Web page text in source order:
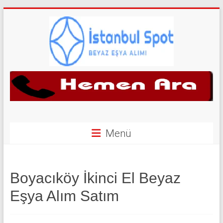
İkinci
El
Yerler
|
Menü
Boyacıköy İkinci El Beyaz
Eşya Alım Satım